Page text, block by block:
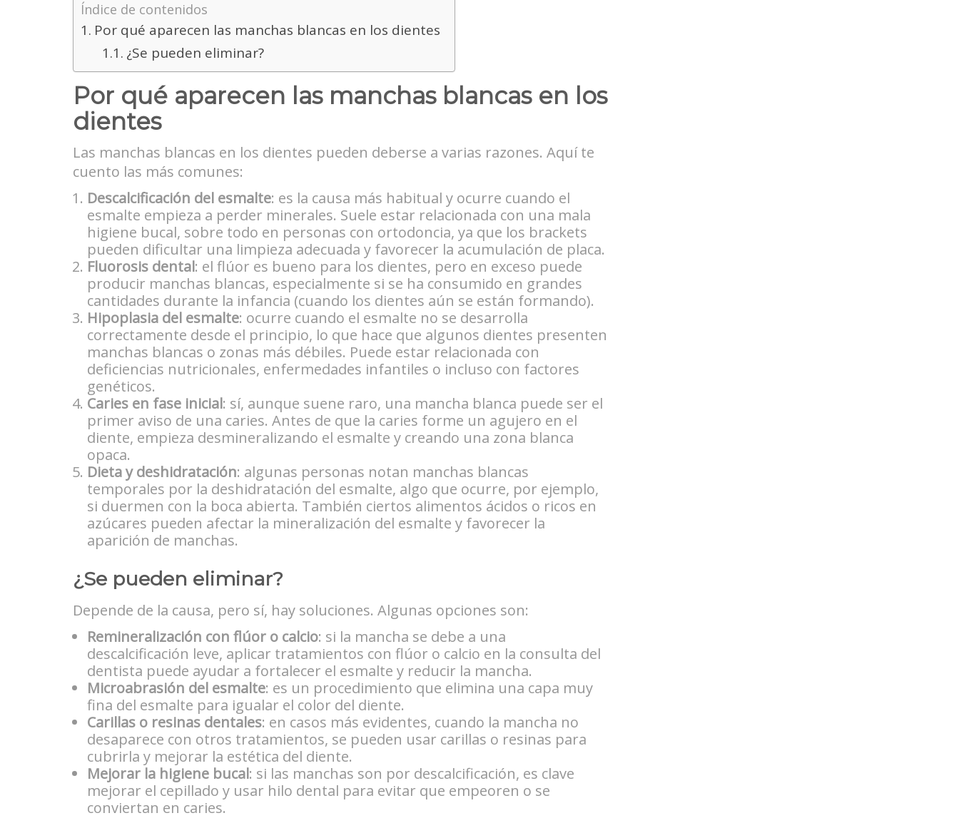
Índice de contenidos
Por qué aparecen las manchas blancas en los dientes
¿Se pueden eliminar?
Por qué aparecen las manchas blancas en los
dientes
Las manchas blancas en los dientes pueden deberse a varias razones. Aquí te
cuento las más comunes:
Descalcificación del esmalte: es la causa más habitual y ocurre cuando el
esmalte empieza a perder minerales. Suele estar relacionada con una mala
higiene bucal, sobre todo en personas con ortodoncia, ya que los brackets
pueden dificultar una limpieza adecuada y favorecer la acumulación de placa.
Fluorosis dental: el flúor es bueno para los dientes, pero en exceso puede
producir manchas blancas, especialmente si se ha consumido en grandes
cantidades durante la infancia (cuando los dientes aún se están formando).
Hipoplasia del esmalte: ocurre cuando el esmalte no se desarrolla
correctamente desde el principio, lo que hace que algunos dientes presenten
manchas blancas o zonas más débiles. Puede estar relacionada con
deficiencias nutricionales, enfermedades infantiles o incluso con factores
genéticos.
Caries en fase inicial: sí, aunque suene raro, una mancha blanca puede ser el
primer aviso de una caries. Antes de que la caries forme un agujero en el
diente, empieza desmineralizando el esmalte y creando una zona blanca
opaca.
Dieta y deshidratación: algunas personas notan manchas blancas
temporales por la deshidratación del esmalte, algo que ocurre, por ejemplo,
si duermen con la boca abierta. También ciertos alimentos ácidos o ricos en
azúcares pueden afectar la mineralización del esmalte y favorecer la
aparición de manchas.
¿Se pueden eliminar?
Depende de la causa, pero sí, hay soluciones. Algunas opciones son:
Remineralización con flúor o calcio: si la mancha se debe a una
descalcificación leve, aplicar tratamientos con flúor o calcio en la consulta del
dentista puede ayudar a fortalecer el esmalte y reducir la mancha.
Microabrasión del esmalte: es un procedimiento que elimina una capa muy
fina del esmalte para igualar el color del diente.
Carillas o resinas dentales: en casos más evidentes, cuando la mancha no
desaparece con otros tratamientos, se pueden usar carillas o resinas para
cubrirla y mejorar la estética del diente.
Mejorar la higiene bucal: si las manchas son por descalcificación, es clave
mejorar el cepillado y usar hilo dental para evitar que empeoren o se
conviertan en caries.